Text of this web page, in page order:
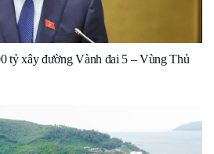
tỷ xây đường Vành đai 5 – Vùng Thủ